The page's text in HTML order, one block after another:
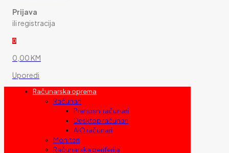
Prijava
ili registracija
0
0,00 KM
Uporedi
Računarska oprema
Računari
Prenosni računari
Desktop računari
AIO računari
Monitori
Računarska periferija